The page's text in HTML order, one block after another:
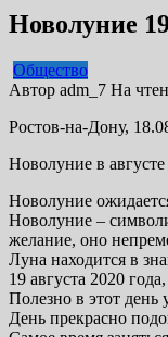
Новолуние
Общество
Автор adm_7 На
Ростов-на-Дону,
Новолуние в
Новолуние
Новолуние –
желание, оно
Луна находится в
19 августа 2020
Полезно в этот день
День прекрасно